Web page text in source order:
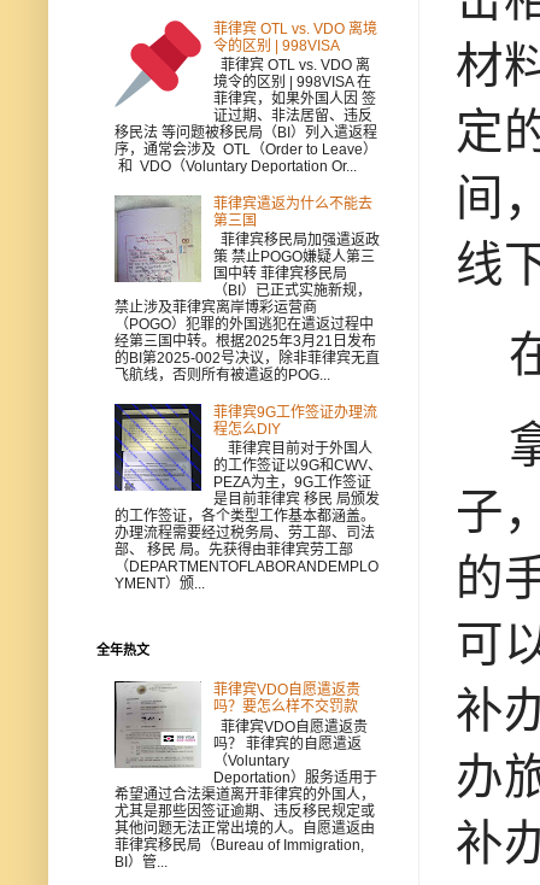
材
定
间
线
子
的
可
补
办
补
菲律宾 OTL vs. VDO 离境
令的区别 | 998VISA
菲律宾 OTL vs. VDO 离
境令的区别 | 998VISA 在
菲律宾，如果外国人因 签
证过期、非法居留、违反
移民法 等问题被移民局（BI）列入遣返程
序，通常会涉及 OTL（Order to Leave）
和 VDO（Voluntary Deportation Or...
菲律宾遣返为什么不能去
第三国
菲律宾移民局加强遣返政
策 禁止POGO嫌疑人第三
国中转 菲律宾移民局
（BI）已正式实施新规，
禁止涉及菲律宾离岸博彩运营商
（POGO）犯罪的外国逃犯在遣返过程中
经第三国中转。根据2025年3月21日发布
的BI第2025-002号决议，除非菲律宾无直
飞航线，否则所有被遣返的POG...
菲律宾9G工作签证办理流
程怎么DIY
菲律宾目前对于外国人
的工作签证以9G和CWV、
PEZA为主，9G工作签证
是目前菲律宾 移民 局颁发
的工作签证，各个类型工作基本都涵盖。
办理流程需要经过税务局、劳工部、司法
部、 移民 局。先获得由菲律宾劳工部
（DEPARTMENTOFLABORANDEMPLO
YMENT）颁...
全年热文
菲律宾VDO自愿遣返贵
吗？要怎么样不交罚款
菲律宾VDO自愿遣返贵
吗？ 菲律宾的自愿遣返
（Voluntary
Deportation）服务适用于
希望通过合法渠道离开菲律宾的外国人，
尤其是那些因签证逾期、违反移民规定或
其他问题无法正常出境的人。自愿遣返由
菲律宾移民局（Bureau of Immigration,
BI）管...